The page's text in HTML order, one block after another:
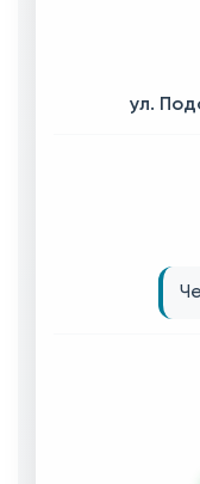
ул.